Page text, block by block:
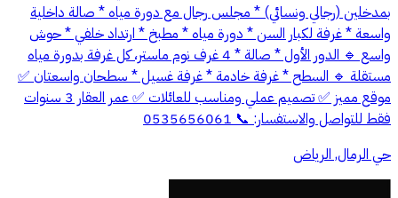
بمدخلين (رجالي ونسائي) * مجلس رجال مع دورة مياه * صالة داخلية
واسعة * غرفة لكبار السن * دورة مياه * مطبخ * ارتداد خلفي * حوش
واسع 🔹 الدور الأول * صالة * 4 غرف نوم ماستر، كل غرفة بدورة مياه
مستقلة 🔹 السطح * غرفة خادمة * غرفة غسيل * سطحان واسعتان ✅
موقع مميز ✅ تصميم عملي ومناسب للعائلات ✅ عمر العقار 3 سنوات
فقط للتواصل والاستفسار: 📞 0535656061
حي الرمال, الرياض